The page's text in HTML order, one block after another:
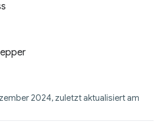
2024, zuletzt aktualisiert am